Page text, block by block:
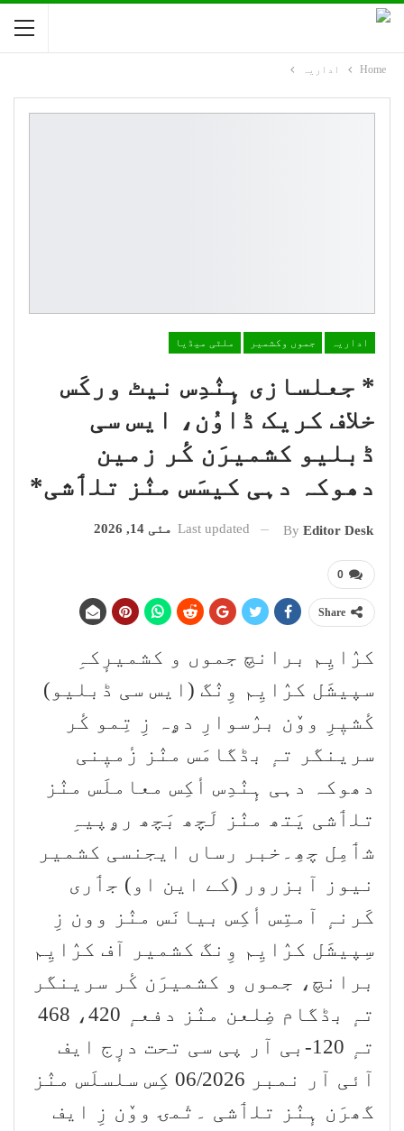
Home اداریہ
اداریہ جموں وکشمیر ملٹی میڈیا
* جعلسازی ہٕنٛدِس نیٹ ورکَس
خلاف کریک ڈاوُن، ایس سی
ڈبلیو کشمیرَن کٔر زمین
دھوکہ دہی کیسَس منٛز تلٲشی*
By Editor Desk
Last updated مئی 14, 2026
0
Share
کرٛایِم برانچ جموں و کشمیرٕکہِ
سپیشَل کرٛایِم وِنٛگ (ایس سی ڈبلیو)
کٔشیٖرِ ووٚن برٛسوارِ دۄہ زِ تِمو کٔر
سرینگر تہٕ بڈگامَس منٛز زٔمیٖنی
دھوکہ دہی ہٕنٛدِس أکِس معاملَس منٛز
تلٲشی یَتھ منٛز لَچھ بَچھ رۄپیہِ
شٲمِل چھِ۔خبر رساں ایجنسی کشمیر
نیوز آبزرور (کے این او) جٲری
کَرنہٕ آمتِس أکِس بیانَس منٛز وون زِ
سِپیشَل کرٛایِم وِنگ کشمیر آف کرٛایِم
برانچ، جموں و کشمیرَن کٔر سرینگر
تہٕ بڈگام ضِلعن منٛز دفعہٕ 420، 468
تہٕ 120-بی آر پی سی تحت درٕج ایف
آئی آر نمبر 06/2026 کِس سلسلَس منٛز
گھرَن ہٕنٛز تلٲشی ۔تٔمۍ ووٚن زِ ایف